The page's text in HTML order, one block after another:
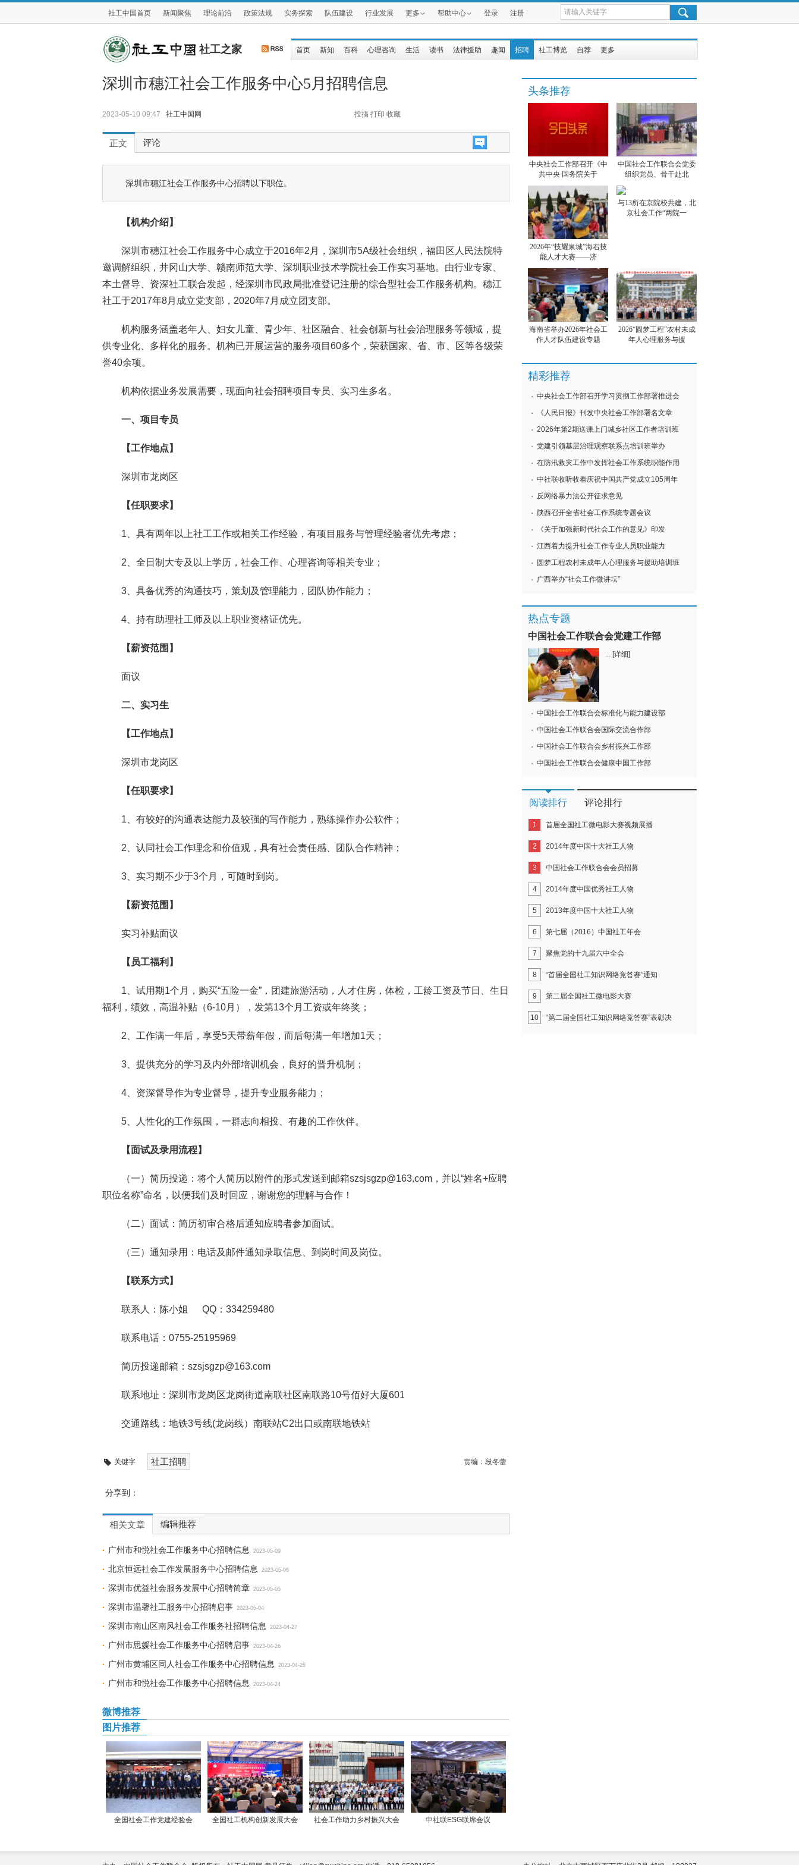
社工中国首页 新闻聚焦 理论前沿 政策法规 实务探索 队伍建设 行业发展 更多 帮助中心 登录 注册
社工之家 首页 新知 百科 心理咨询 生活 读书 法律援助 趣闻 招聘 社工博览 自荐 更多
深圳市穗江社会工作服务中心5月招聘信息
2023-05-10 09:47 社工中国网 投搞 打印 收藏
正文 评论
深圳市穗江社会工作服务中心招聘以下职位。
【机构介绍】
深圳市穗江社会工作服务中心成立于2016年2月，深圳市5A级社会组织，福田区人民法院特
邀调解组织，井冈山大学、赣南师范大学、深圳职业技术学院社会工作实习基地。由行业专家、
本土督导、资深社工联合发起，经深圳市民政局批准登记注册的综合型社会工作服务机构。穗江
社工于2017年8月成立党支部，2020年7月成立团支部。
机构服务涵盖老年人、妇女儿童、青少年、社区融合、社会创新与社会治理服务等领域，提
供专业化、多样化的服务。机构已开展运营的服务项目60多个，荣获国家、省、市、区等各级荣
誉40余项。
机构依据业务发展需要，现面向社会招聘项目专员、实习生多名。
一、项目专员
【工作地点】
深圳市龙岗区
【任职要求】
1、具有两年以上社工工作或相关工作经验，有项目服务与管理经验者优先考虑；
2、全日制大专及以上学历，社会工作、心理咨询等相关专业；
3、具备优秀的沟通技巧，策划及管理能力，团队协作能力；
4、持有助理社工师及以上职业资格证优先。
【薪资范围】
面议
二、实习生
【工作地点】
深圳市龙岗区
【任职要求】
1、有较好的沟通表达能力及较强的写作能力，熟练操作办公软件；
2、认同社会工作理念和价值观，具有社会责任感、团队合作精神；
3、实习期不少于3个月，可随时到岗。
【薪资范围】
实习补贴面议
【员工福利】
1、试用期1个月，购买“五险一金”，团建旅游活动，人才住房，体检，工龄工资及节日、生日
福利，绩效，高温补贴（6-10月），发第13个月工资或年终奖；
2、工作满一年后，享受5天带薪年假，而后每满一年增加1天；
3、提供充分的学习及内外部培训机会，良好的晋升机制；
4、资深督导作为专业督导，提升专业服务能力；
5、人性化的工作氛围，一群志向相投、有趣的工作伙伴。
【面试及录用流程】
（一）简历投递：将个人简历以附件的形式发送到邮箱szsjsgzp@163.com，并以“姓名+应聘
职位名称”命名，以便我们及时回应，谢谢您的理解与合作！
（二）面试：简历初审合格后通知应聘者参加面试。
（三）通知录用：电话及邮件通知录取信息、到岗时间及岗位。
【联系方式】
联系人：陈小姐 QQ：334259480
联系电话：0755-25195969
简历投递邮箱：szsjsgzp@163.com
联系地址：深圳市龙岗区龙岗街道南联社区南联路10号佰好大厦601
交通路线：地铁3号线(龙岗线）南联站C2出口或南联地铁站
关键字 社工招聘 责编： 段冬蕾
分享到：
相关文章 编辑推荐
广州市和悦社会工作服务中心招聘信息 2023-05-09
北京恒远社会工作发展服务中心招聘信息 2023-05-06
深圳市优益社会服务发展中心招聘简章 2023-05-05
深圳市温馨社工服务中心招聘启事 2023-05-04
深圳市南山区南风社会工作服务社招聘信息 2023-04-27
广州市思媛社会工作服务中心招聘启事 2023-04-26
广州市黄埔区同人社会工作服务中心招聘信息 2023-04-25
广州市和悦社会工作服务中心招聘信息 2023-04-24
微博推荐
图片推荐
全国社会工作党建经验会 全国社工机构创新发展大会 社会工作助力乡村振兴大会 中社联ESG联席会议
头条推荐
中央社会工作部召开《中
共中央 国务院关于
中国社会工作联合会党委
组织党员、骨干赴北
2026年“技耀泉城”海右技
能人才大赛——济
与13所在京院校共建，北
京社会工作“两院一
海南省举办2026年社会工
作人才队伍建设专题
2026“圆梦工程”农村未成
年人心理服务与援
精彩推荐
中央社会工作部召开学习贯彻工作部署推进会
《人民日报》刊发中央社会工作部署名文章
2026年第2期送课上门城乡社区工作者培训班
党建引领基层治理观察联系点培训班举办
在防汛救灾工作中发挥社会工作系统职能作用
中社联收听收看庆祝中国共产党成立105周年
反网络暴力法公开征求意见
陕西召开全省社会工作系统专题会议
《关于加强新时代社会工作的意见》印发
江西着力提升社会工作专业人员职业能力
圆梦工程农村未成年人心理服务与援助培训班
广西举办“社会工作微讲坛”
热点专题
中国社会工作联合会党建工作部
... [详细]
中国社会工作联合会标准化与能力建设部
中国社会工作联合会国际交流合作部
中国社会工作联合会乡村振兴工作部
中国社会工作联合会健康中国工作部
阅读排行 评论排行
1 首届全国社工微电影大赛视频展播
2 2014年度中国十大社工人物
3 中国社会工作联合会会员招募
4 2014年度中国优秀社工人物
5 2013年度中国十大社工人物
6 第七届（2016）中国社工年会
7 聚焦党的十九届六中全会
8 “首届全国社工知识网络竞答赛”通知
9 第二届全国社工微电影大赛
10 “第二届全国社工知识网络竞答赛”表彰决